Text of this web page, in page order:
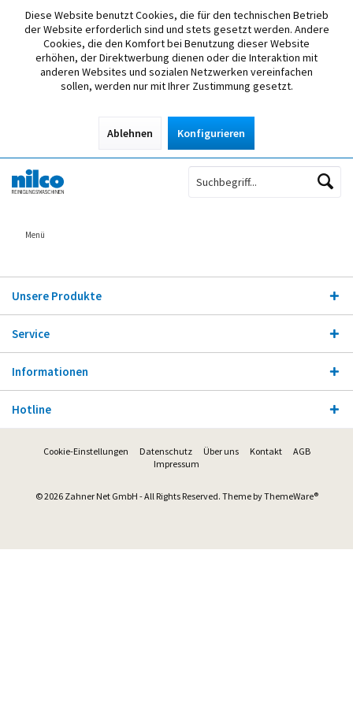
Diese Website benutzt Cookies, die für den technischen Betrieb
der Website erforderlich sind und stets gesetzt werden. Andere
Cookies, die den Komfort bei Benutzung dieser Website
erhöhen, der Direktwerbung dienen oder die Interaktion mit
anderen Websites und sozialen Netzwerken vereinfachen
sollen, werden nur mit Ihrer Zustimmung gesetzt.
Ablehnen Konfigurieren
Menü
Unsere Produkte
Service
Informationen
Hotline
Cookie-Einstellungen Datenschutz Über uns Kontakt
AGB
Impressum
© 2026 Zahner Net GmbH - All Rights Reserved. Theme byThemeWare®